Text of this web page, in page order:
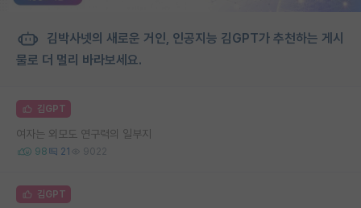
김박사넷의 새로운 거인, 인공지능 김GPT가 추천하는 게시
물로 더 멀리 바라보세요.
김GPT
여자는 외모도 연구력의 일부지
98 21 9022
김GPT